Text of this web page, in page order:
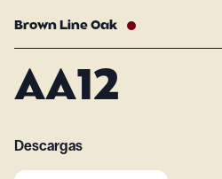
Brown Line Oak
AA12
Descargas